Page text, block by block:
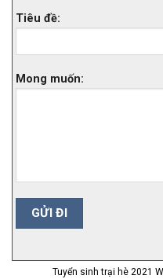
Tiêu đề:
Mong muốn:
Tuyển sinh trại hè 2021